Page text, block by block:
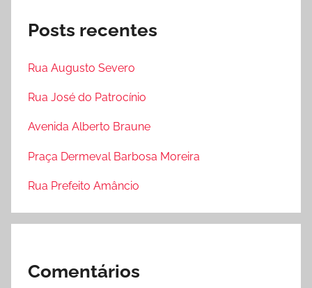
Posts recentes
Rua Augusto Severo
Rua José do Patrocínio
Avenida Alberto Braune
Praça Dermeval Barbosa Moreira
Rua Prefeito Amâncio
Comentários